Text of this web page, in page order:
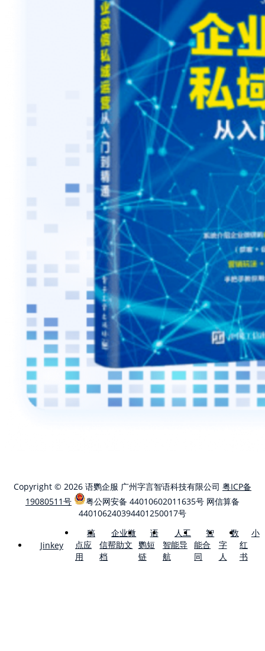
Copyright © 2026 语鹦企服 广州字言智语科技有限公司 粤ICP备
19080511号
粤公网安备 44010602011635号 网信算备
440106240394401250017号
Jinkey
稿
点应
用
企业微
信帮助文
档
语
鹦短
链
人工
智能导
航
智
能合
同
数
字
人
小
红
书